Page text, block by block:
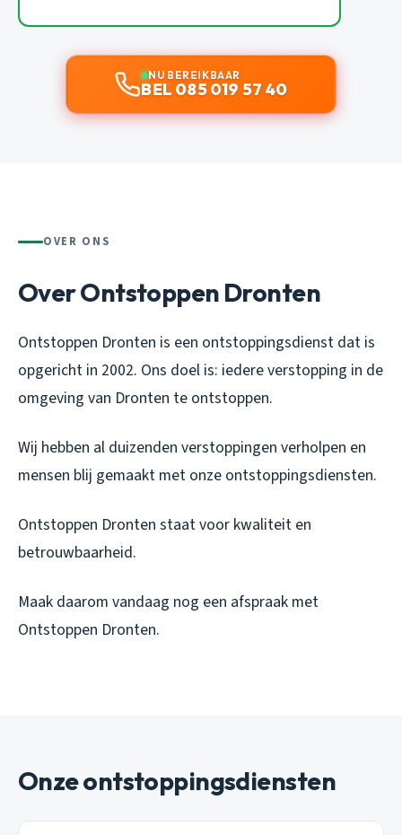
NU BEREIKBAAR
BEL 085 019 57 40
OVER ONS
Over Ontstoppen Dronten
Ontstoppen Dronten is een ontstoppingsdienst dat is
opgericht in 2002. Ons doel is: iedere verstopping in de
omgeving van Dronten te ontstoppen.
Wij hebben al duizenden verstoppingen verholpen en
mensen blij gemaakt met onze ontstoppingsdiensten.
Ontstoppen Dronten staat voor kwaliteit en
betrouwbaarheid.
Maak daarom vandaag nog een afspraak met
Ontstoppen Dronten.
Onze ontstoppingsdiensten